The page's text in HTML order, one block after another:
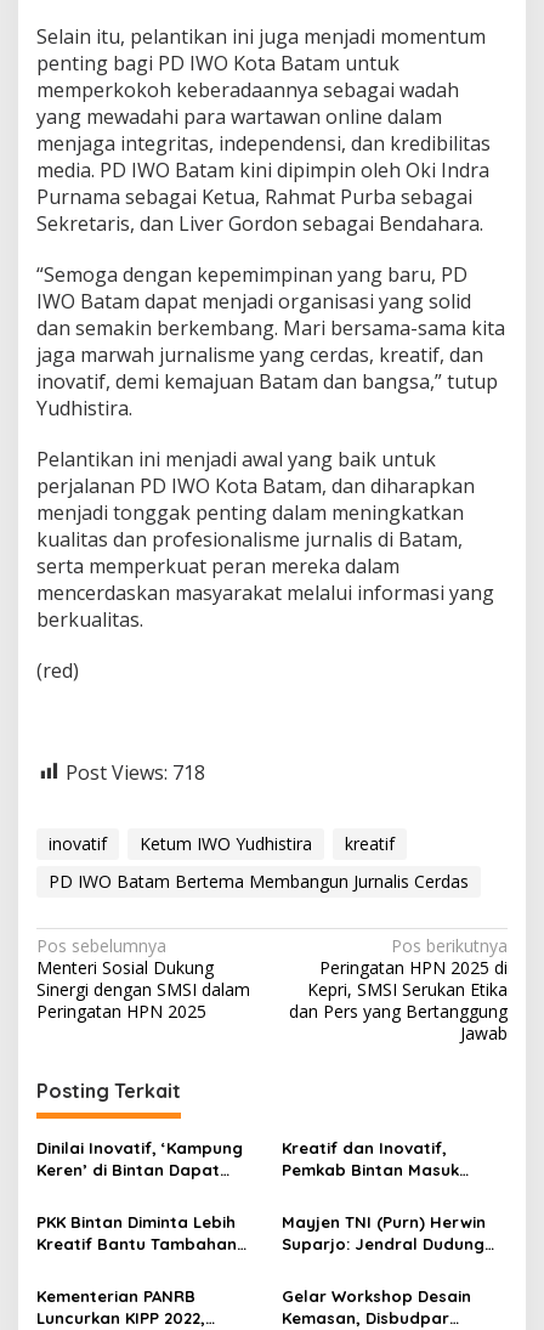
Selain itu, pelantikan ini juga menjadi momentum
penting bagi PD IWO Kota Batam untuk
memperkokoh keberadaannya sebagai wadah
yang mewadahi para wartawan online dalam
menjaga integritas, independensi, dan kredibilitas
media. PD IWO Batam kini dipimpin oleh Oki Indra
Purnama sebagai Ketua, Rahmat Purba sebagai
Sekretaris, dan Liver Gordon sebagai Bendahara.
“Semoga dengan kepemimpinan yang baru, PD
IWO Batam dapat menjadi organisasi yang solid
dan semakin berkembang. Mari bersama-sama kita
jaga marwah jurnalisme yang cerdas, kreatif, dan
inovatif, demi kemajuan Batam dan bangsa,” tutup
Yudhistira.
Pelantikan ini menjadi awal yang baik untuk
perjalanan PD IWO Kota Batam, dan diharapkan
menjadi tonggak penting dalam meningkatkan
kualitas dan profesionalisme jurnalis di Batam,
serta memperkuat peran mereka dalam
mencerdaskan masyarakat melalui informasi yang
berkualitas.
(red)
Post Views: 718
inovatif Ketum IWO Yudhistira
kreatif
PD IWO Batam Bertema Membangun Jurnalis Cerdas
N
a
v
g
a
s
p
o
s
Pos sebelumnya
Menteri Sosial Dukung
Sinergi dengan SMSI dalam
Peringatan HPN 2025
Pos berikutnya
Peringatan HPN 2025 di
Kepri, SMSI Serukan Etika
dan Pers yang Bertanggung
Jawab
Posting Terkait
Dinilai Inovatif, ‘Kampung
Keren’ di Bintan Dapat
RB
Kreatif dan Inovatif,
Pemkab Bintan Masuk
Keterbukaan Informasi
PKK Bintan Diminta Lebih
Kreatif Bantu Tambahan
Mayjen TNI (Purn) Herwin
Suparjo: Jendral Dudung
Inovatif
Kementerian PANRB
Luncurkan KIPP 2022,
Gelar Workshop Desain
Kemasan, Disbudpar